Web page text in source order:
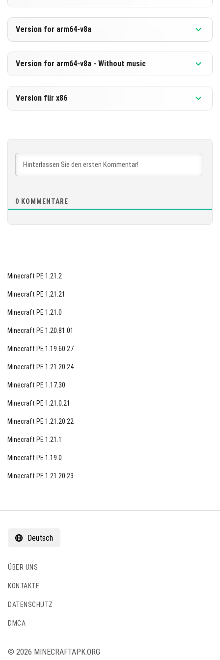
[210.45 MB]
Version for arm64-v8a
Version for arm64-v8a - Without music
Version für x86
0 KOMMENTARE
Minecraft PE 1.21.2
Minecraft PE 1.21.21
Minecraft PE 1.21.0
Minecraft PE 1.20.81.01
Minecraft PE 1.19.60.27
Minecraft PE 1.21.20.24
Minecraft PE 1.17.30
Minecraft PE 1.21.0.21
Minecraft PE 1.21.20.22
Minecraft PE 1.21.1
Minecraft PE 1.19.0
Minecraft PE 1.21.20.23
Deutsch
ÜBER UNS
KONTAKTE
DATENSCHUTZ
DMCA
© 2026 MINECRAFTAPK.ORG